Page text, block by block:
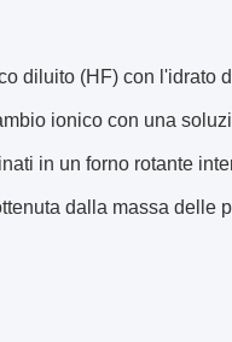
diluito (HF) con l'idrato
ionico con una
in un forno rotante
dalla massa delle